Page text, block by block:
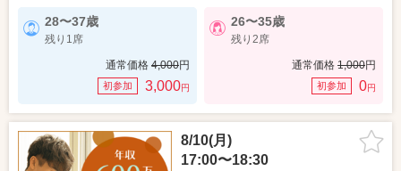
28〜37歳
残り1席
通常価格 4,000円
初参加 3,000円
26〜35歳
残り2席
通常価格 1,000円
初参加 0円
8/10(月)
17:00〜18:30